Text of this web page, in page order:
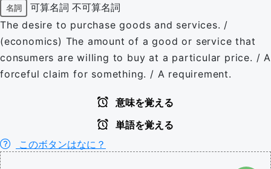
名詞 可算名詞 不可算名詞
The desire to purchase goods and services. /
(economics) The amount of a good or service that
consumers are willing to buy at a particular price. / A
forceful claim for something. / A requirement.
意味を覚える
単語を覚える
このボタンはなに？